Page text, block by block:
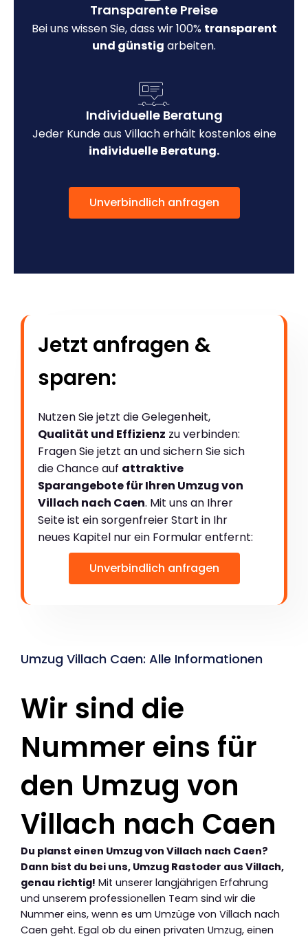
Transparente Preise
Bei uns wissen Sie, dass wir 100% transparent
und günstig arbeiten.
Individuelle Beratung
Jeder Kunde aus Villach erhält kostenlos eine
individuelle Beratung.
Unverbindlich anfragen
Jetzt anfragen &
sparen:
Nutzen Sie jetzt die Gelegenheit,
Qualität und Effizienz zu verbinden:
Fragen Sie jetzt an und sichern Sie sich
die Chance auf attraktive
Sparangebote für Ihren Umzug von
Villach nach Caen. Mit uns an Ihrer
Seite ist ein sorgenfreier Start in Ihr
neues Kapitel nur ein Formular entfernt:
Unverbindlich anfragen
Umzug Villach Caen: Alle Informationen
Wir sind die
Nummer eins für
den Umzug von
Villach nach Caen
Du planst einen Umzug von Villach nach Caen?
Dann bist du bei uns, Umzug Rastoder aus Villach,
genau richtig! Mit unserer langjährigen Erfahrung
und unserem professionellen Team sind wir die
Nummer eins, wenn es um Umzüge von Villach nach
Caen geht. Egal ob du einen privaten Umzug, einen